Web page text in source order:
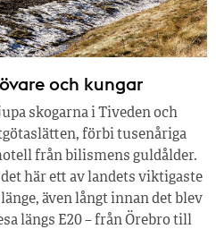
och kungar
skogarna i Tiveden och
förbi tusenåriga
från bilismens guldålder.
här ett av landets viktigaste
även långt innan det blev
längs E20 – från Örebro till